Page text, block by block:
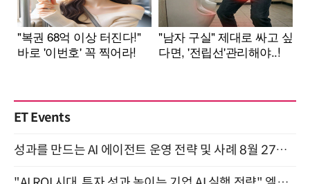
ET Events
성과를 만드는 AI 에이전트 운영 전략 및 사례 8월 27일 개최